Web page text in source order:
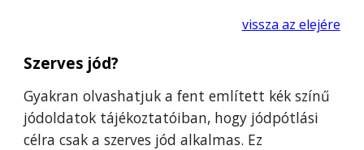
vissza az elejére
Szerves jód?
Gyakran olvashatjuk a fent említett kék színű
jódoldatok tájékoztatóiban, hogy jódpótlási
célra csak a szerves jód alkalmas. Ez